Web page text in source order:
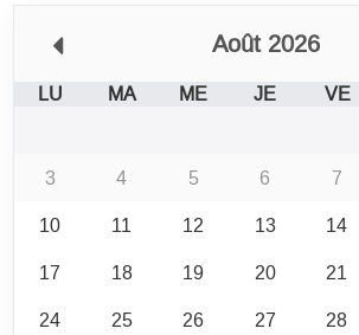
Août 2026
LU MA ME JE VE
3
4 5 6 7
10
11 12 13 14
17
18 19 20 21
24
25 26 27 28